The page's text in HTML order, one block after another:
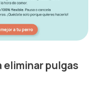
eliminar pulgas